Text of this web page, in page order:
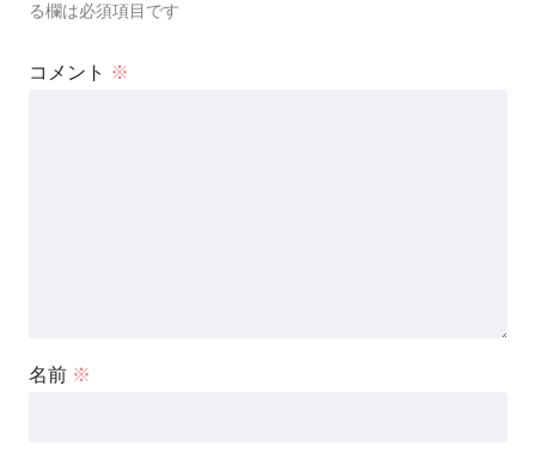
る欄は必須項目です
コメント ※
名前 ※